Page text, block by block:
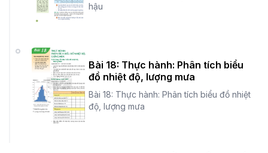
hậu
Bài 18: Thực hành: Phân tích biểu
đồ nhiệt độ, lượng mưa
Bài 18: Thực hành: Phân tích biểu đồ nhiệt
độ, lượng mưa